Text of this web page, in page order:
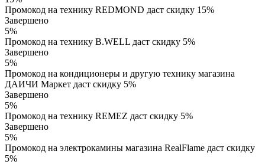
Промокод на технику REDMOND даст скидку 15%
Завершено
5%
Промокод на технику B.WELL даст скидку 5%
Завершено
5%
Промокод на кондиционеры и другую технику магазина
ДАИЧИ Маркет даст скидку 5%
Завершено
5%
Промокод на технику REMEZ даст скидку 5%
Завершено
5%
Промокод на электрокамины магазина RealFlame даст скидку
5%